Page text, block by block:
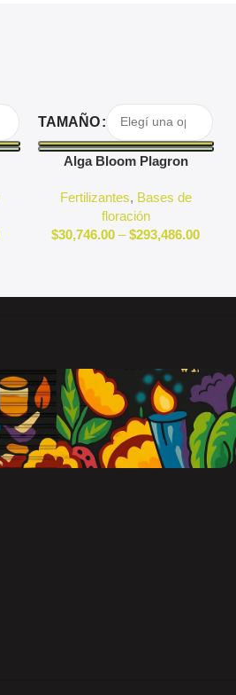
Seleccionar Opciones
TAMAÑO
Alga Bloom Plagron
Fertilizantes, Bases de
floración
$30,746.00 – $293,486.00